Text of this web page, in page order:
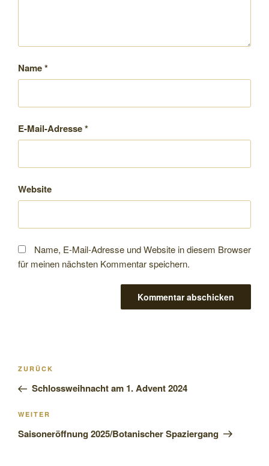
Name*
E-Mail-Adresse*
Website
Name, E-Mail-Adresse und Website in diesem Browser
für meinen nächsten Kommentar speichern.
Beitragsnavigation
Vorheriger
Beitrag
ZURÜCK
Schlossweihnacht am 1. Advent 2024
Nächster
Beitrag
WEITER
Saisoneröffnung 2025/Botanischer Spaziergang